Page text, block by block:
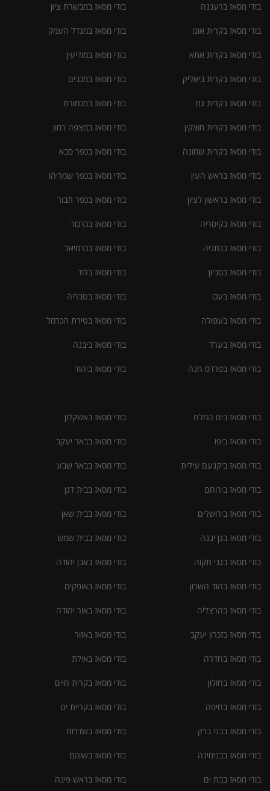
בודי מסאז ברעננה
בודי מסאז בקרית אונו
בודי מסאז בקרית אתא
בודי מסאז בקרית ביאליק
בודי מסאז בקרית גת
בודי מסאז בקרית מוצקין
בודי מסאז בקרית שמונה
בודי מסאז בראש העין
בודי מסאז בראשון לציון
בודי מסאז בקיסריה
בודי מסאז בנתניה
בודי מסאז בסביון
בודי מסאז בעכו
בודי מסאז בעפולה
בודי מסאז בערד
בודי מסאז בפרדס חנה
בודי מסאז במבשרת ציון
בודי מסאז במגדל העמק
בודי מסאז במודיעין
בודי מסאז במכבים
בודי מסאז במכמורת
בודי מסאז במצפה רמון
בודי מסאז בכפר סבא
בודי מסאז בכפר שמריהו
בודי מסאז בכפר תבור
בודי מסאז בכרכור
בודי מסאז בכרמיאל
בודי מסאז בלוד
בודי מסאז בטבריה
בודי מסאז בטירת הכרמל
בודי מסאז ביבנה
בודי מסאז ביהוד
בודי מסאז בים המלח
בודי מסאז ביפו
בודי מסאז ביקנעם עילית
בודי מסאז בירוחם
בודי מסאז בירושלים
בודי מסאז בגן יבנה
בודי מסאז בגני תקוה
בודי מסאז בהוד השרון
בודי מסאז בהרצליה
בודי מסאז בזכרון יעקב
בודי מסאז בחדרה
בודי מסאז בחולון
בודי מסאז בחיפה
בודי מסאז בבני ברק
בודי מסאז בבנימינה
בודי מסאז בבת ים
בודי מסאז באשקלון
בודי מסאז בבאר יעקב
בודי מסאז בבאר שבע
בודי מסאז בבית דגן
בודי מסאז בבית שאן
בודי מסאז בבית שמש
בודי מסאז באבן יהודה
בודי מסאז באופקים
בודי מסאז באור יהודה
בודי מסאז באזור
בודי מסאז באילת
בודי מסאז בקרית חיים
בודי מסאז בקריית ים
בודי מסאז בשדרות
בודי מסאז בשוהם
בודי מסאז בראש פינה